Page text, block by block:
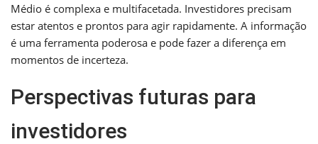
Médio é complexa e multifacetada. Investidores precisam
estar atentos e prontos para agir rapidamente. A informação
é uma ferramenta poderosa e pode fazer a diferença em
momentos de incerteza.
Perspectivas futuras para
investidores